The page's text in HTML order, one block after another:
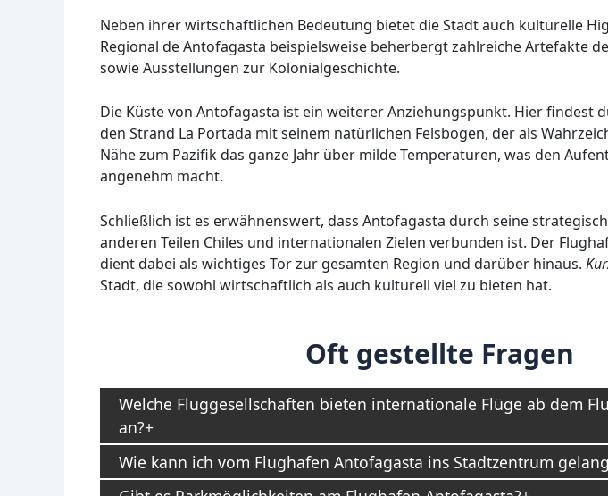
Neben ihrer wirtschaftlichen Bedeutung bietet die Stadt auch kulturelle
Regional de Antofagasta beispielsweise beherbergt zahlreiche Artefakte
sowie Ausstellungen zur Kolonialgeschichte.
Die Küste von Antofagasta ist ein weiterer Anziehungspunkt. Hier findest
den Strand La Portada mit seinem natürlichen Felsbogen, der als
Nähe zum Pazifik das ganze Jahr über milde Temperaturen, was den
angenehm macht.
Schließlich ist es erwähnenswert, dass Antofagasta durch seine
anderen Teilen Chiles und internationalen Zielen verbunden ist. Der
dient dabei als wichtiges Tor zur gesamten Region und darüber hinaus.
Stadt, die sowohl wirtschaftlich als auch kulturell viel zu bieten hat.
Oft gestellte Fragen
Welche Fluggesellschaften bieten internationale Flüge ab dem
an?
Wie kann ich vom Flughafen Antofagasta ins Stadtzentrum